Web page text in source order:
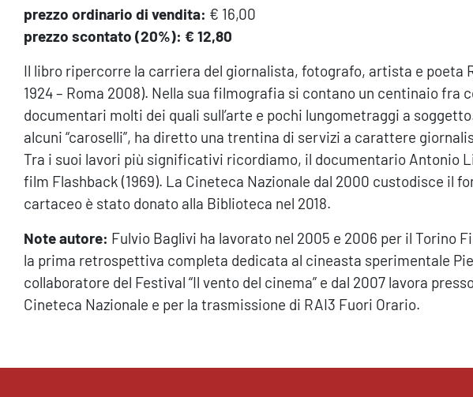
prezzo ordinario di vendita: € 16,00
prezzo scontato (20%): € 12,80
Il libro ripercorre la carriera del giornalista, fotografo, artista e poeta
1924 – Roma 2008). Nella sua filmografia si contano un centinaio fra
documentari molti dei quali sull’arte e pochi lungometraggi a
alcuni “caroselli”, ha diretto una trentina di servizi a carattere
Tra i suoi lavori più significativi ricordiamo, il documentario Antonio
film Flashback (1969). La Cineteca Nazionale dal 2000 custodisce il
cartaceo è stato donato alla Biblioteca nel 2018.
Note autore: Fulvio Baglivi ha lavorato nel 2005 e 2006 per il Torino
la prima retrospettiva completa dedicata al cineasta sperimentale
collaboratore del Festival “Il vento del cinema” e dal 2007 lavora
Cineteca Nazionale e per la trasmissione di RAI3 Fuori Orario.